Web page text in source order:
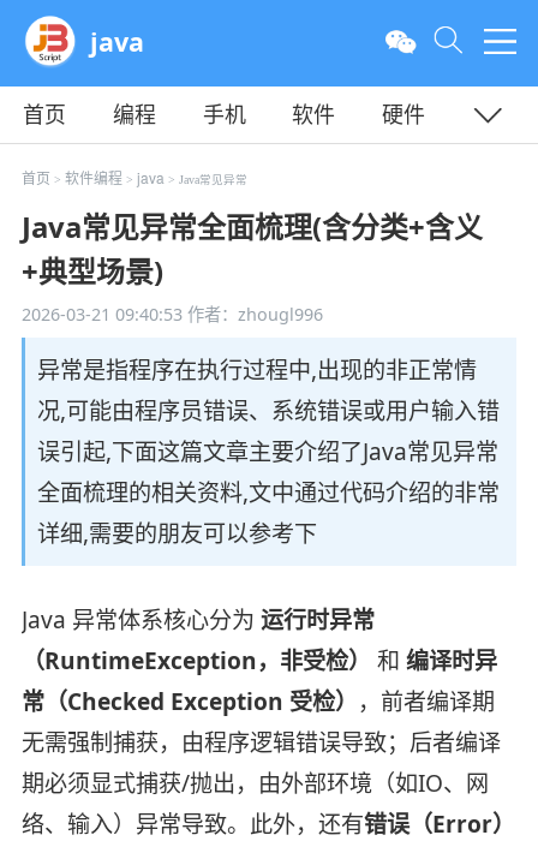
java
首页 编程 手机 软件
硬件
教程
平面 服务器
首页 > 软件编程 > java> Java常见异常
Java常见异常全面梳理(含分类+含义
+典型场景)
2026-03-21 09:40:53作者：zhougl996
异常是指程序在执行过程中,出现的非正常情
况,可能由程序员错误、系统错误或用户输入错
误引起,下面这篇文章主要介绍了Java常见异常
全面梳理的相关资料,文中通过代码介绍的非常
详细,需要的朋友可以参考下
Java 异常体系核心分为 运行时异常
（RuntimeException，非受检）
和 编译时异
常（Checked Exception 受检） ，前者编译期
无需强制捕获，由程序逻辑错误导致；后者编译
期必须显式捕获/抛出，由外部环境（如IO、网
络、输入）异常导致。此外，还有错误（Error）